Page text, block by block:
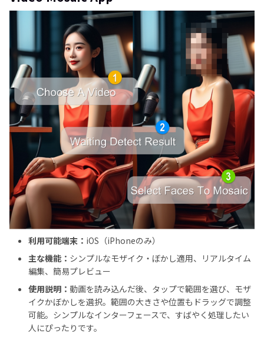
利用可能端末： iOS（iPhoneのみ）
主な機能： シンプルなモザイク・ぼかし適用、リアルタイム
編集、簡易プレビュー
使用説明： 動画を読み込んだ後、タップで範囲を選び、モザ
イクかぼかしを選択。範囲の大きさや位置もドラッグで調整
可能。シンプルなインターフェースで、すばやく処理したい
人にぴったりです。